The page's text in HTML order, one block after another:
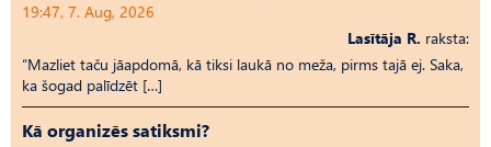
19:47, 7. Aug, 2026
Lasītāja R. raksta:
“Mazliet taču jāapdomā, kā tiksi laukā no meža, pirms tajā ej. Saka,
ka šogad palīdzēt […]
Kā organizēs satiksmi?